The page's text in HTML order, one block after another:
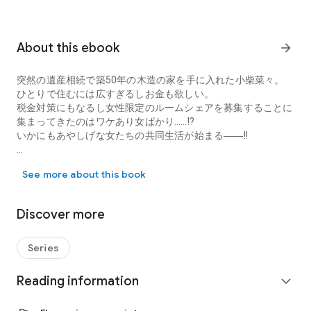
About this ebook arrow_forward
突然の遺産相続で築50年の木造の家を手に入れた小柴菜々。
ひとりで住むには広すぎるしお金も欲しい。
税金対策にもなるし女性限定のルームシェアを募集することに
集まってきたのはワケあり女ばかり……!?
いかにもあやしげな女たちの共同生活が始まる――!!
亜美も絹枝から何らかの資格を取ることを進められる。
アイドルの夢をあきらめるわけではないが、
菜々は自分だけが取り残されたような疎外感を感じてしまう
――。
See more about this book
Discover more
Series
Reading information expand_more